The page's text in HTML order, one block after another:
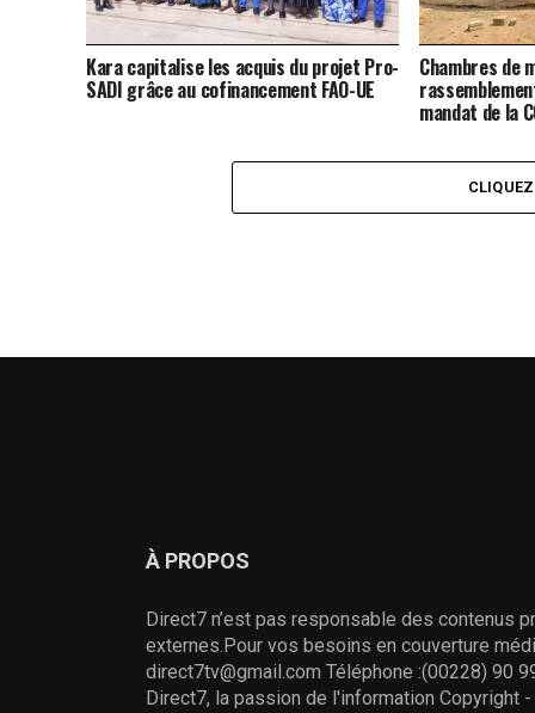
Kara capitalise les acquis du projet Pro-
SADI grâce au cofinancement FAO-UE
Chambres de
mandat de la
À PROPOS
Direct7 n’est pas responsable des contenus
externes.Pour vos besoins en couverture
direct7tv@gmail.com Téléphone :(00228) 90
Direct7, la passion de l'information Copyright